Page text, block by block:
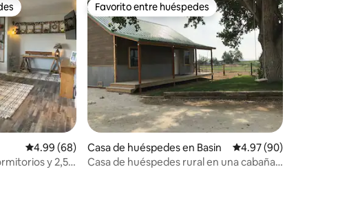
Calificación promedio: 4.99 de 5, 68 reseñas
4.99 (68)
y 2,5
Favorito entre huéspedes
Favorito entre huéspedes
Casa de huéspedes en Basin Calificación
4.97 (90)
Casa de huéspedes rural en una cabaña